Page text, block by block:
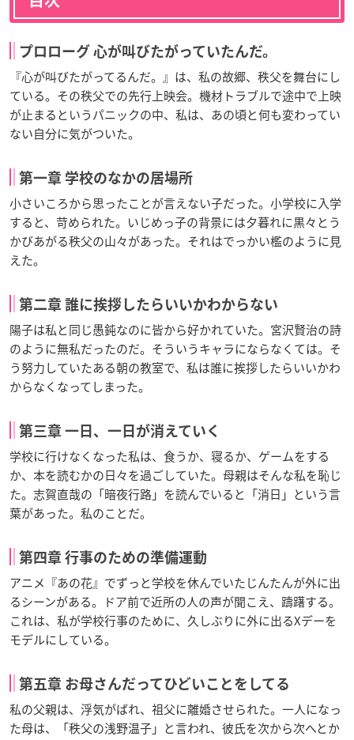
プロローグ 心が叫びたがっていたんだ。
『心が叫びたがってるんだ。』は、私の故郷、秩父を舞台にし
ている。その秩父での先行上映会。機材トラブルで途中で上映
が止まるというパニックの中、私は、あの頃と何も変わってい
ない自分に気がついた。
第一章 学校のなかの居場所
小さいころから思ったことが言えない子だった。小学校に入学
すると、苛められた。いじめっ子の背景には夕暮れに黒々とう
かびあがる秩父の山々があった。それはでっかい檻のように見
えた。
第二章 誰に挨拶したらいいかわからない
陽子は私と同じ愚鈍なのに皆から好かれていた。宮沢賢治の詩
のように無私だったのだ。そういうキャラにならなくては。そ
う努力していたある朝の教室で、私は誰に挨拶したらいいかわ
からなくなってしまった。
第三章 一日、一日が消えていく
学校に行けなくなった私は、食うか、寝るか、ゲームをする
か、本を読むかの日々を過ごしていた。母親はそんな私を恥じ
た。志賀直哉の「暗夜行路」を読んでいると「消日」という言
葉があった。私のことだ。
第四章 行事のための準備運動
アニメ『あの花』でずっと学校を休んでいたじんたんが外に出
るシーンがある。ドア前で近所の人の声が聞こえ、躊躇する。
これは、私が学校行事のために、久しぶりに外に出るXデーを
モデルにしている。
第五章 お母さんだってひどいことをしてる
私の父親は、浮気がばれ、祖父に離婚させられた。一人になっ
た母は、「秩父の浅野温子」と言われ、彼氏を次から次へとか